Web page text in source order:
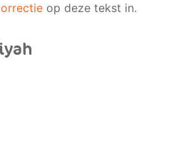
op deze tekst in.